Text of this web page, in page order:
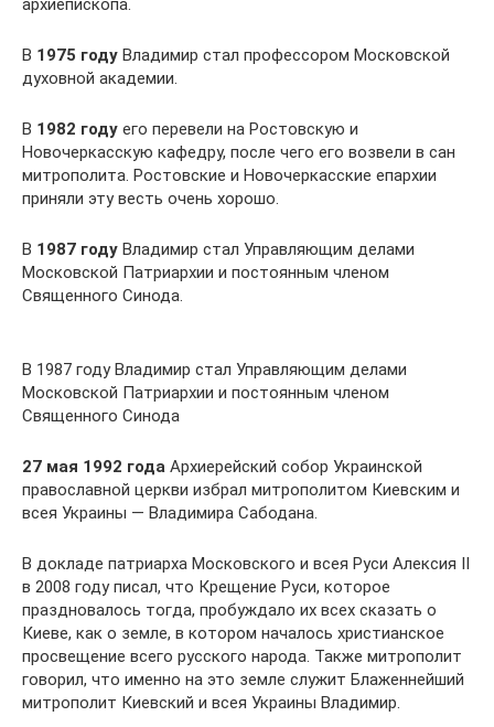
архиепископа.
В 1975 году Владимир стал профессором Московской
духовной академии.
В 1982 году его перевели на Ростовскую и
Новочеркасскую кафедру, после чего его возвели в сан
митрополита. Ростовские и Новочеркасские епархии
приняли эту весть очень хорошо.
В 1987 году Владимир стал Управляющим делами
Московской Патриархии и постоянным членом
Священного Синода.
В 1987 году Владимир стал Управляющим делами
Московской Патриархии и постоянным членом
Священного Синода
27 мая 1992 года Архиерейский собор Украинской
православной церкви избрал митрополитом Киевским и
всея Украины — Владимира Сабодана.
В докладе патриарха Московского и всея Руси Алексия II
в 2008 году писал, что Крещение Руси, которое
праздновалось тогда, пробуждало их всех сказать о
Киеве, как о земле, в котором началось христианское
просвещение всего русского народа. Также митрополит
говорил, что именно на это земле служит Блаженнейший
митрополит Киевский и всея Украины Владимир.